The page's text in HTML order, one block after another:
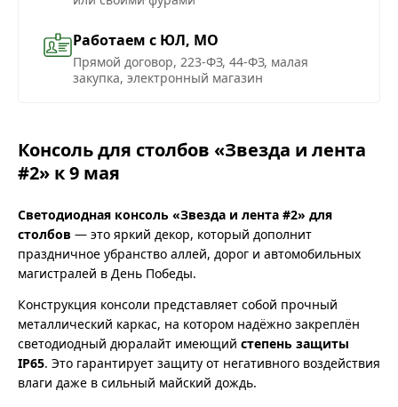
Работаем с ЮЛ, МО
Прямой договор, 223-ФЗ, 44-ФЗ, малая
закупка, электронный магазин
Консоль для столбов «Звезда и лента
#2» к 9 мая
Светодиодная консоль «Звезда и лента #2» для
столбов — это яркий декор, который дополнит
праздничное убранство аллей, дорог и автомобильных
магистралей в День Победы.
Конструкция консоли представляет собой прочный
металлический каркас, на котором надёжно закреплён
светодиодный дюралайт имеющий степень защиты
IP65. Это гарантирует защиту от негативного воздействия
влаги даже в сильный майский дождь.